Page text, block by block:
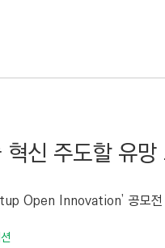
신 주도할 유
Open Innovation’ 공모전